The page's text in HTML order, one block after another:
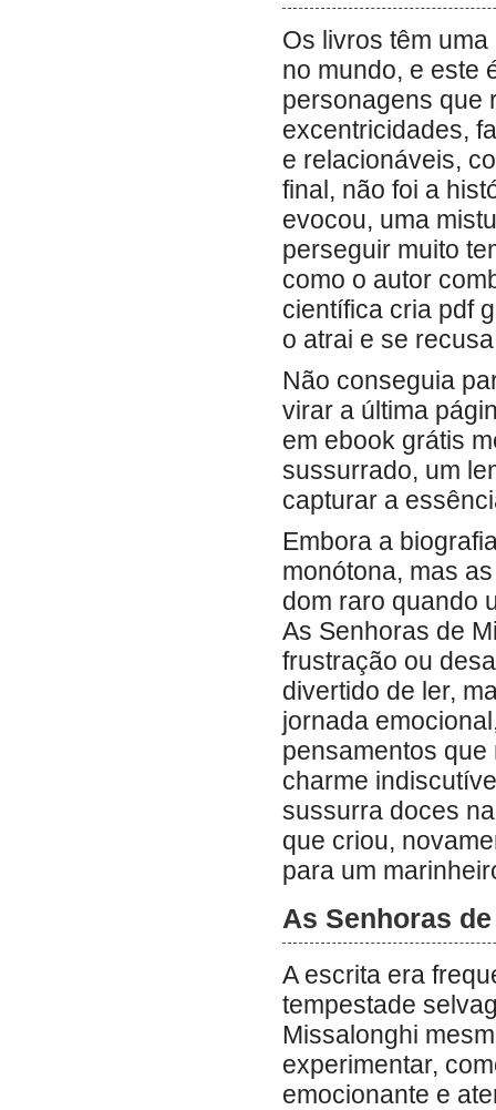
Os livros têm
no mundo, e este
personagens que
excentricidades,
e relacionáveis,
final, não foi a
evocou, uma
perseguir muito
como o autor
científica cria pdf
o atrai e se
Não conseguia
virar a última
em ebook grátis
sussurrado, um
capturar a
Embora a
monótona, mas
dom raro quando
As Senhoras de
frustração ou
divertido de ler,
jornada
pensamentos
charme
sussurra doces
que criou,
para um
As Senhoras
A escrita era
tempestade
Missalonghi
experimentar,
emocionante e